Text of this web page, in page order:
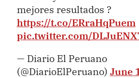
mejores resultados ?
https://t.co/ERraHqPuem
pic.twitter.com/
— Diario El Peruano
(@DiarioElPeruano) June